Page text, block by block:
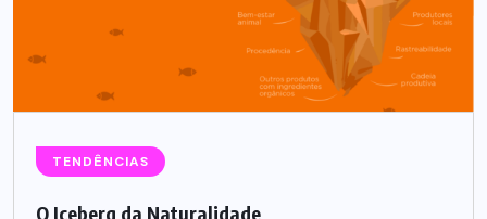
TENDÊNCIAS
O Iceberg da Naturalidade